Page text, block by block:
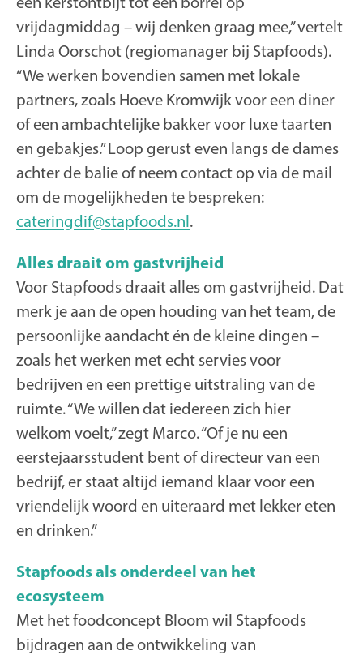
vrijdagmiddag – wij denken graag mee,” vertelt
Linda Oorschot (regiomanager bij Stapfoods).
“We werken bovendien samen met lokale
partners, zoals Hoeve Kromwijk voor een diner
of een ambachtelijke bakker voor luxe taarten
en gebakjes.” Loop gerust even langs de dames
achter de balie of neem contact op via de mail
om de mogelijkheden te bespreken:
cateringdif@stapfoods.nl.
Alles draait om gastvrijheid
Voor Stapfoods draait alles om gastvrijheid. Dat
merk je aan de open houding van het team, de
persoonlijke aandacht én de kleine dingen –
zoals het werken met echt servies voor
bedrijven en een prettige uitstraling van de
ruimte. “We willen dat iedereen zich hier
welkom voelt,” zegt Marco. “Of je nu een
eerstejaarsstudent bent of directeur van een
bedrijf, er staat altijd iemand klaar voor een
vriendelijk woord en uiteraard met lekker eten
en drinken.”
Stapfoods als onderdeel van het
ecosysteem
Met het foodconcept Bloom wil Stapfoods
bijdragen aan de ontwikkeling van